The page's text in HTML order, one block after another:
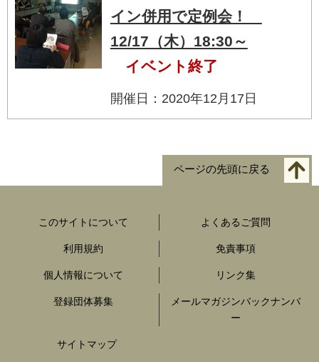
イン併用で定例会！
12/17（木）18:30～
イベント終了
開催日：2020年12月17日
ページの先頭に戻る
このサイトについて よくあるご質問
利用規約 免責事項
個人情報について リンク集
登録団体募集
メールマガジンバックナンバ
ー
サイトマップ